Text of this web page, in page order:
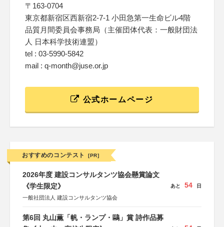
〒163-0704
東京都新宿区西新宿2-7-1 小田急第一生命ビル4階
品質月間委員会事務局（主催団体代表：一般財団法
人 日本科学技術連盟）
tel : 03-5990-5842
mail : q-month@juse.or.jp
公式ホームページ
おすすめのコンテスト [PR]
2026年度 建設コンサルタンツ協会懸賞論文
《学生限定》
一般社団法人 建設コンサルタンツ協会
あと 54 日
第6回 丸山薫「帆・ランプ・鷗」賞 詩作品募